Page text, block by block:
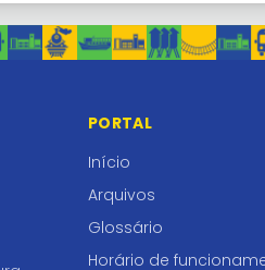
PORTAL
Início
Arquivos
Glossário
Horário de